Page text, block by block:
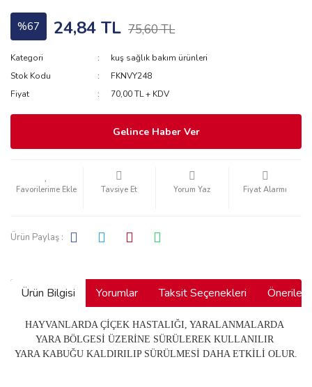
%67 24,84 TL 75,60 TL
Kategori
kuş sağlık bakım ürünleri
Stok Kodu
FKNVY248
Fiyat
70,00 TL + KDV
Gelince Haber Ver
Tavsiye Et Yorum Yaz Fiyat Alarmı
Ürün Paylaş :
Ürün Bilgisi Yorumlar Taksit Seçenekleri
HAYVANLARDA ÇİÇEK HASTALIĞI, YARALANMALARDA
YARA BÖLGESİ ÜZERİNE SÜRÜLEREK KULLANILIR
YARA KABUĞU KALDIRILIP SÜRÜLMESİ DAHA ETKİLİ OLUR.